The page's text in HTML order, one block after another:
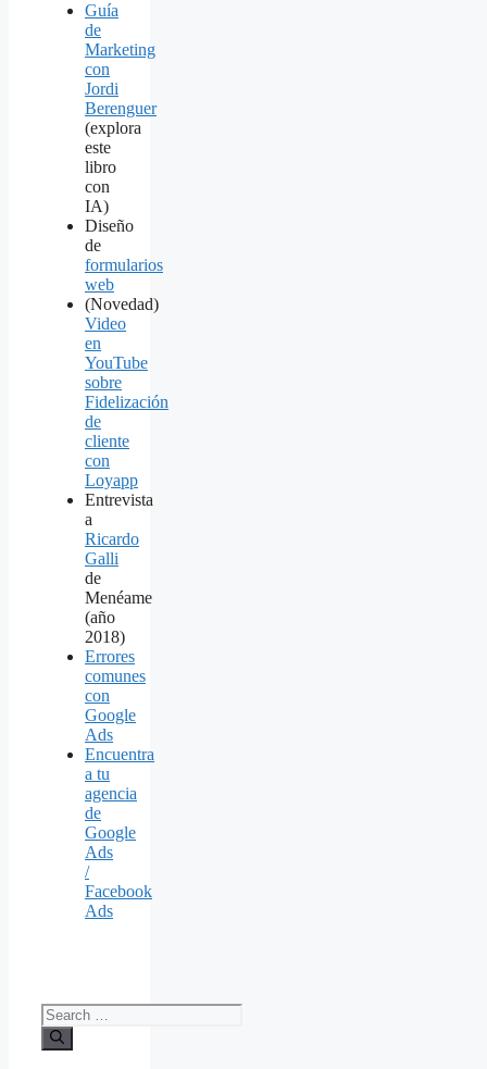
Guía
de
Marketing
con
Jordi
Berenguer
(explora
este
libro
con
IA)
Diseño
de
formularios
web
(Novedad)
Video
en
YouTube
sobre
Fidelización
de
cliente
con
Loyapp
Entrevista
a
Ricardo
Galli
de
Menéame
(año
2018)
Errores
comunes
con
Google
Ads
Encuentra
a tu
agencia
de
Google
Ads
/
Facebook
Ads
Search
for: